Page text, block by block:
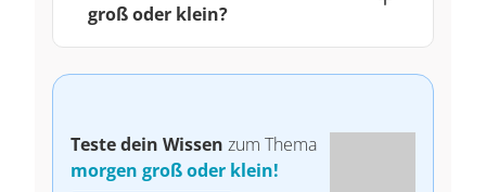
groß oder klein?
Teste dein Wissen zum Thema
morgen groß oder klein!